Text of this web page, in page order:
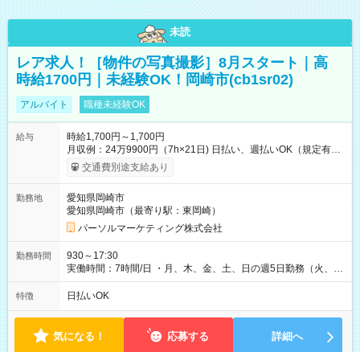
未読
レア求人！［物件の写真撮影］8月スタート｜高
時給1700円｜未経験OK！岡崎市(cb1sr02)
アルバイト 職種未経験OK
給与
時給1,700円～1,700円
月収例：24万9900円（7h×21日) 日払い、週払いOK（規定有
り） 【試用期間】試用期間なし
交通費別途支給あり
勤務地
愛知県岡崎市
愛知県岡崎市（最寄り駅：東岡崎）
パーソルマーケティング株式会社
勤務時間
930～17:30
実働時間：7時間/日 ・月、木、金、土、日の週5日勤務（火、水
は固定休です／夏季、年末年始等、長期休暇有り！） ・ワンシ
フト！ 残業ほぼナシ（0～5h/月）
特徴 日払いOK
気になる！ 応募する 詳細へ